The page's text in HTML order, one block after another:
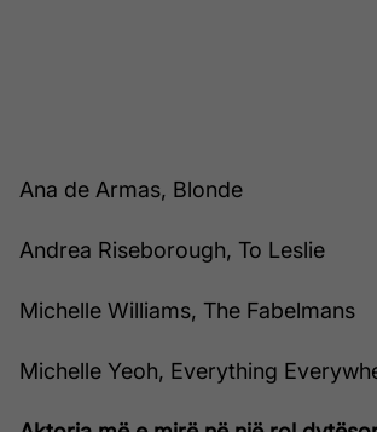
Ana de Armas, Blonde
Andrea Riseborough, To Leslie
Michelle Williams, The Fabelmans
Michelle Yeoh, Everything